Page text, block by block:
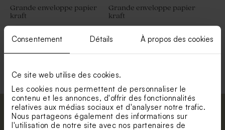
Consentement Détails À propos des cookies
Ce site web utilise des cookies.
Les cookies nous permettent de personnaliser le
contenu et les annonces, d'offrir des fonctionnalités
relatives aux médias sociaux et d'analyser notre trafic.
Nous partageons également des informations sur
l'utilisation de notre site avec nos partenaires de
Grande enveloppe papier
kraft
Grande enveloppe papier
kraft
Voir toute la collection Enveloppe
Abonnez-vous à la newsletter et restez